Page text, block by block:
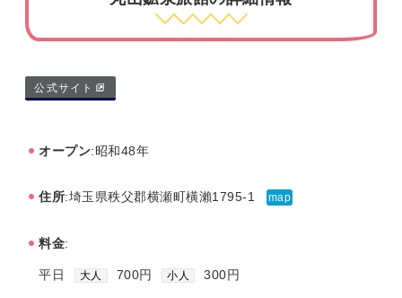
公式サイト
オープン:昭和48年
住所:埼玉県秩父郡横瀬町橫瀨1795-1 map
料金:
平日 大人 700円 小人 300円